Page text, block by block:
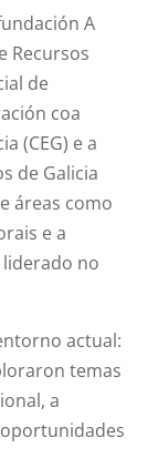
A
Recursos
de
coa
(CEG) e a
de Galicia
áreas como
e a
no
actual:
temas
a